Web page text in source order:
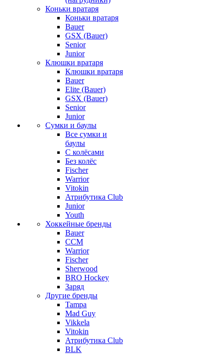
Коньки вратаря
Коньки вратаря
Bauer
GSX (Bauer)
Senior
Junior
Клюшки вратаря
Клюшки вратаря
Bauer
Elite (Bauer)
GSX (Bauer)
Senior
Junior
Сумки и баулы
Все сумки и
баулы
С колёсами
Без колёс
Fischer
Warrior
Vitokin
Атрибутика Club
Junior
Youth
Хоккейные бренды
Bauer
CCM
Warrior
Fischer
Sherwood
BRO Hockey
Заряд
Другие бренды
Tampa
Mad Guy
Vikkela
Vitokin
Атрибутика Club
BLK